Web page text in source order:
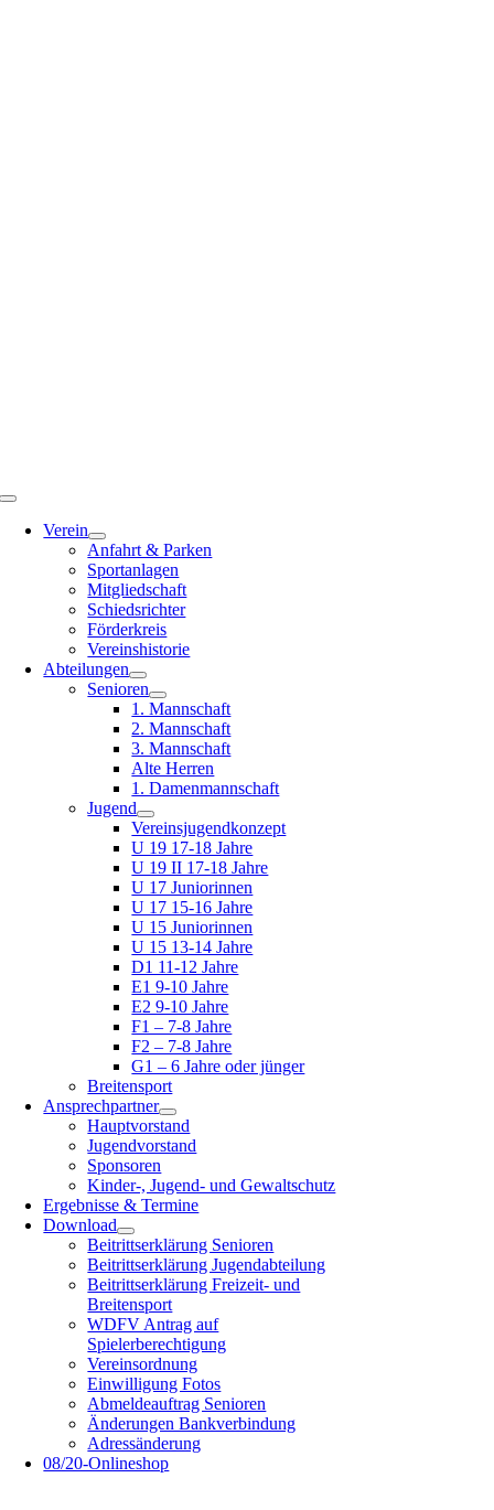
Toggle
NavigationVerein
Anfahrt & Parken
Sportanlagen
Mitgliedschaft
Schiedsrichter
Förderkreis
Vereinshistorie
Abteilungen
Senioren
1. Mannschaft
2. Mannschaft
3. Mannschaft
Alte Herren
1. Damenmannschaft
Jugend
Vereinsjugendkonzept
U 19 17-18 Jahre
U 19 II 17-18 Jahre
U 17 Juniorinnen
U 17 15-16 Jahre
U 15 Juniorinnen
U 15 13-14 Jahre
D1 11-12 Jahre
E1 9-10 Jahre
E2 9-10 Jahre
F1 – 7-8 Jahre
F2 – 7-8 Jahre
G1 – 6 Jahre oder jünger
Breitensport
Ansprechpartner
Hauptvorstand
Jugendvorstand
Sponsoren
Kinder-, Jugend- und Gewaltschutz
Ergebnisse & Termine
Download
Beitrittserklärung Senioren
Beitrittserklärung Jugendabteilung
Beitrittserklärung Freizeit- und
Breitensport
WDFV Antrag auf
Spielerberechtigung
Vereinsordnung
Einwilligung Fotos
Abmeldeauftrag Senioren
Änderungen Bankverbindung
Adressänderung
08/20-Onlineshop